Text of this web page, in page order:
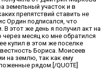
земельный участок и в
препятствий ставить не
Ордин подписался, что
В этот же день я получил акт на
месяц ко мне обратился
купил в этом же поселке
Бориса. Моисеев
на землю, так как ему
рядом.[/QUOTE]